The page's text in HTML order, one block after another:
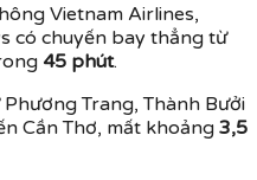
Vietnam Airlines,
có chuyến bay thẳng từ
45 phút.
Trang, Thành Bưởi
Cần Thơ, mất khoảng 3,5